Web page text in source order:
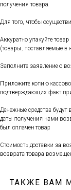
получения товара.
Для того, чтобы
Аккуратно упакуйте
(товары, поставляемые в
Заполните заявление о
Приложите копию
подтверждающих факт
Денежные средства
даты получения нами
был оплачен товар
Стоимость доставки за
возврата товара
ТАКЖЕ ВАМ